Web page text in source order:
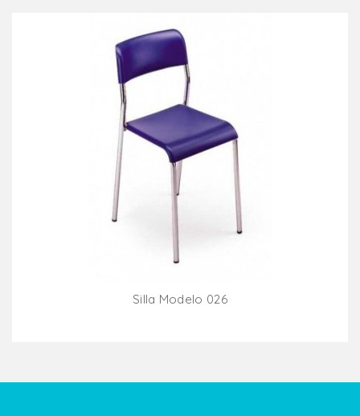
Silla Modelo 026